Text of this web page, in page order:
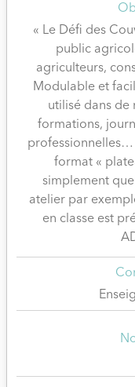
Chaque carte
et indique au
des précisions et
La majorité des
certaines cartes
filière mentionnée
grandes cultures
arboriculture,
Le jeu est
réponses
; le cas échéant,
adaptation locale
Le jeu est
format boîte prête
matériel nécessaire
« Le Défi des
public
agriculteurs,
Modulable et
utilisé dans de
formations,
professionnelles…
format «
simplement
atelier par
en classe est